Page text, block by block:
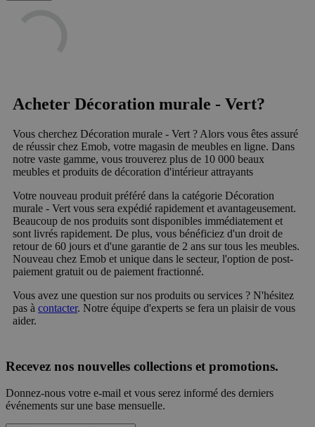
Acheter Décoration murale - Vert?
Vous cherchez Décoration murale - Vert ? Alors vous êtes assuré
de réussir chez Emob, votre magasin de meubles en ligne. Dans
notre vaste gamme, vous trouverez plus de 10 000 beaux
meubles et produits de décoration d'intérieur attrayants
Votre nouveau produit préféré dans la catégorie Décoration
murale - Vert vous sera expédié rapidement et avantageusement.
Beaucoup de nos produits sont disponibles immédiatement et
sont livrés rapidement. De plus, vous bénéficiez d'un droit de
retour de 60 jours et d'une garantie de 2 ans sur tous les meubles.
Nouveau chez Emob et unique dans le secteur, l'option de post-
paiement gratuit ou de paiement fractionné.
Vous avez une question sur nos produits ou services ? N'hésitez
pas à contacter. Notre équipe d'experts se fera un plaisir de vous
aider.
Recevez nos nouvelles collections et promotions.
Donnez-nous votre e-mail et vous serez informé des derniers
événements sur une base mensuelle.